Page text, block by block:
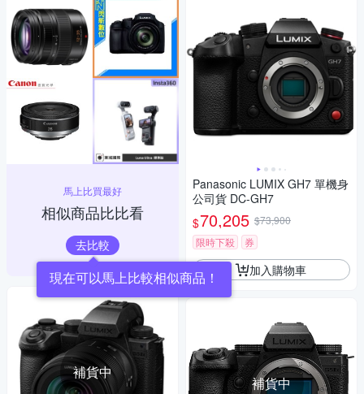
馬上比買最好
相似商品比比看
去比較
現在可以馬上比較相似商品！
補貨中
Panasonic LUMIX GH7 單機身
公司貨 DC-GH7
$70,205 $73,900
限時下殺
券
加入購物車
補貨中